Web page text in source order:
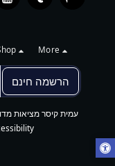
More
הרשמה חינם
עמית קיסר מציאות